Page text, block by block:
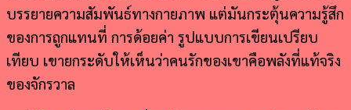
บรรยายความสัมพันธ์ทางกายภาพ แต่มันกระตุ้นความรู้สึก
ของการถูกแทนที่ การด้อยค่า รูปแบบการเขียนเปรียบ
เทียบ เขายกระดับให้เห็นว่าคนรักของเขาคือพลังที่แท้จริง
ของจักรวาล